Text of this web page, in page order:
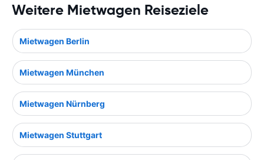
Weitere Mietwagen Reiseziele
Mietwagen Berlin
Mietwagen München
Mietwagen Nürnberg
Mietwagen Stuttgart